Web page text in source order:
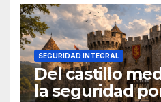
SEGURIDAD INTEGRAL
Del castillo
la seguridad